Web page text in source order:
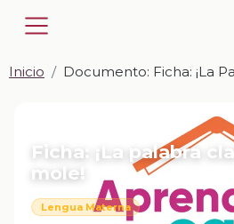
Inicio Documento: Ficha: ¡La
Ficha: ¡La palabra
mole!
Lengua Materna